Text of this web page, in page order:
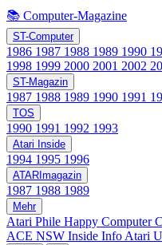
📚 Computer-Magazine
ST-Computer
1986 1987 1988 1989 1990
1998 1999 2000 2001 2002
ST-Magazin
1987 1988 1989 1990 1991
TOS
1990 1991 1992 1993
Atari Inside
1994 1995 1996
ATARImagazin
1987 1988 1989
Mehr
Atari Phile Happy Computer
ACE NSW Inside Info Atari